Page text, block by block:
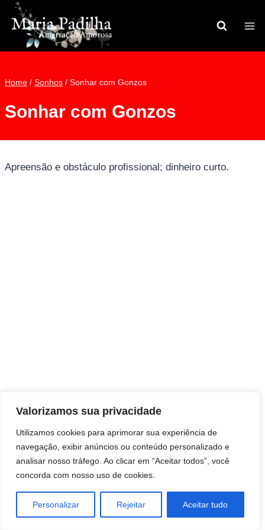
Valorizamos sua privacidade
Utilizamos cookies para aprimorar sua experiência de
navegação, exibir anúncios ou conteúdo personalizado e
analisar nosso tráfego. Ao clicar em “Aceitar todos”, você
concorda com nosso uso de cookies.
Personalizar Rejeitar Aceitar tudo
Pular
para
Conteúdo
Home / Sonhos / Sonhar com Gonzos
Sonhar com Gonzos
Apreensão e obstáculo profissional; dinheiro curto.
Consultas e trabalhos espirituais
Brasil - Santa Catarina - São José